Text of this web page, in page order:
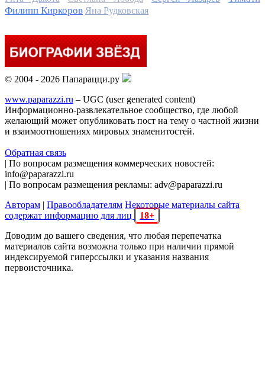
Филипп Киркоров Яна Рудковская
© 2004 - 2026 Папарацци.ру
www.paparazzi.ru – UGC (user generated content)
Информационно-развлекательное сообщество, где любой
желающий может опубликовать пост на тему о частной жизни
и взаимоотношениях мировых знаменитостей.
Обратная связь
| По вопросам размещения коммерческих новостей:
info@paparazzi.ru
| По вопросам размещения рекламы: adv@paparazzi.ru
Авторам | Правообладателям Некоторые материалы сайта
содержат информацию для лиц
18+
Доводим до вашего сведения, что любая перепечатка
материалов сайта возможна только при наличии прямой
индексируемой гиперссылки и указания названия
первоисточника.